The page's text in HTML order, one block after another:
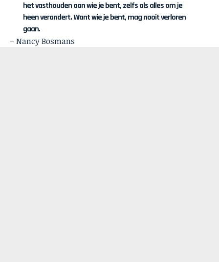
het vasthouden aan wie je bent, zelfs als alles om je
heen verandert. Want wie je bent, mag nooit verloren
gaan.
– Nancy Bosmans